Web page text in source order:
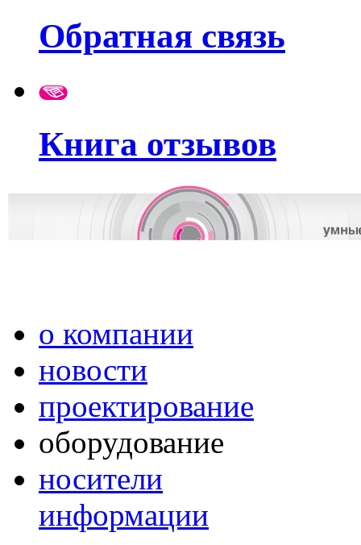
Обратная связь
Книга отзывов
о компании
новости
проектирование
оборудование
носители
информации